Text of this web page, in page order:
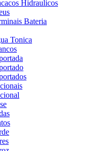
Hidraulicos
Bateria
Tonica